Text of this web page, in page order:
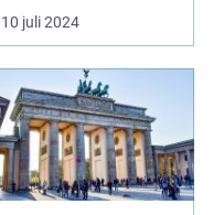
10 juli 2024